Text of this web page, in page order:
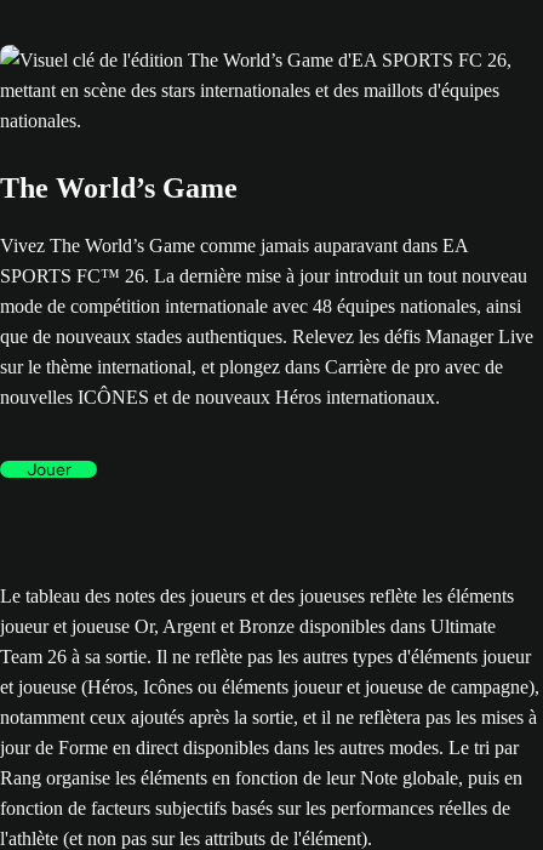
The World’s Game
Vivez The World’s Game comme jamais auparavant dans EA
SPORTS FC™ 26. La dernière mise à jour introduit un tout nouveau
mode de compétition internationale avec 48 équipes nationales, ainsi
que de nouveaux stades authentiques. Relevez les défis Manager Live
sur le thème international, et plongez dans Carrière de pro avec de
nouvelles ICÔNES et de nouveaux Héros internationaux.
Jouer
Le tableau des notes des joueurs et des joueuses reflète les éléments
joueur et joueuse Or, Argent et Bronze disponibles dans Ultimate
Team 26 à sa sortie. Il ne reflète pas les autres types d'éléments joueur
et joueuse (Héros, Icônes ou éléments joueur et joueuse de campagne),
notamment ceux ajoutés après la sortie, et il ne reflètera pas les mises à
jour de Forme en direct disponibles dans les autres modes. Le tri par
Rang organise les éléments en fonction de leur Note globale, puis en
fonction de facteurs subjectifs basés sur les performances réelles de
l'athlète (et non pas sur les attributs de l'élément).